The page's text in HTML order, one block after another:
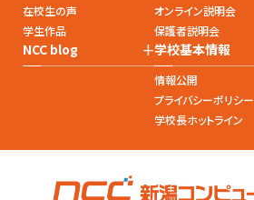
在校生の声
学生作品
オンライン説明会
保護者説明会
NCC blog +学校基本情報
情報公開
プライバシーポリシー
学校長ホットライン